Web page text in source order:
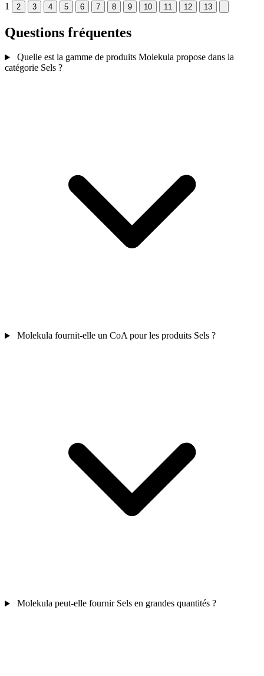
1 2 3 4 5 6 7 8 9 10 11 12 13
Questions fréquentes
Quelle est la gamme de produits Molekula propose dans la
catégorie Sels ?
Molekula fournit-elle un CoA pour les produits Sels ?
Molekula peut-elle fournir Sels en grandes quantités ?